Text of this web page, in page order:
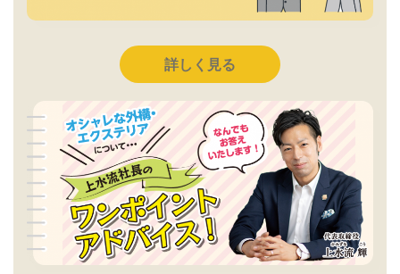
詳しく見る